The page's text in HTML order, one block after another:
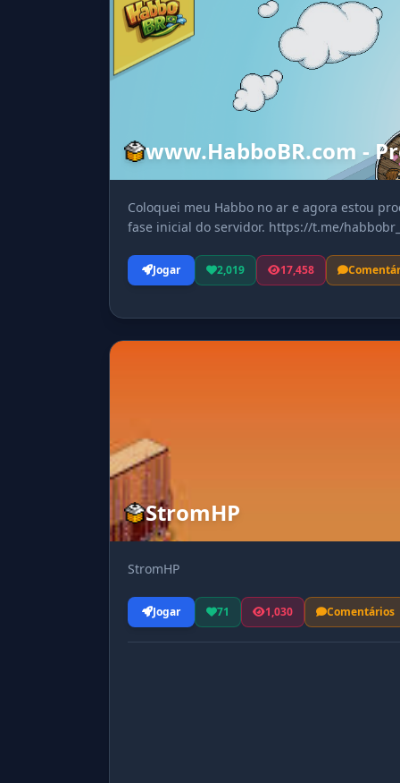
www.HabboBR.com -
Coloquei meu Habbo no ar e agora estou
fase inicial do servidor. https://t.me/
Jogar 2,019 17,458
StromHP
StromHP
Jogar 71 1,030 Comentários